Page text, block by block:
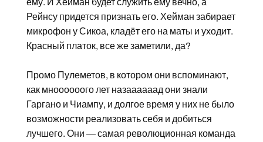
Рейнсу придется признать его. Хейман забирает
микрофон у Сикоа, кладёт его на маты и уходит.
Красный платок, все же заметили, да?
Промо Пулеметов, в котором они вспоминают,
как мноооооого лет назаааааад они знали
Гаргано и Чиампу, и долгое время у них не было
возможности реализовать себя и добиться
лучшего. Они — самая революционная команда